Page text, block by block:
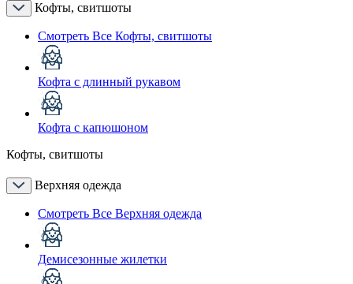
Кофты, свитшоты
Смотреть Все Кофты, свитшоты
Кофта с длинный рукавом
Кофта с капюшоном
Кофты, свитшоты
Верхняя одежда
Смотреть Все Верхняя одежда
Демисезонные жилетки